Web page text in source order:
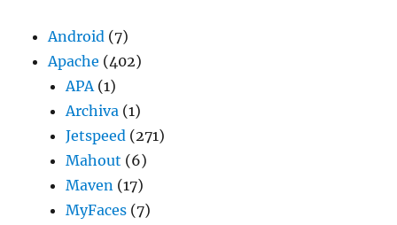
Android (7)
Apache (402)
APA(1)
Archiva (1)
Jetspeed (271)
Mahout (6)
Maven (17)
MyFaces (7)